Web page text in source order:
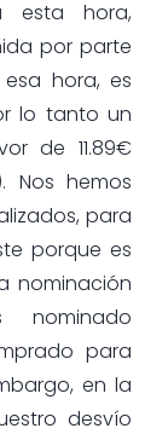
esta hora,
por parte
hora, es
lo tanto un
de 11.89€
Nos hemos
para
porque es
nominación
nominado
para
en la
desvío